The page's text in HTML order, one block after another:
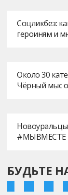
Соцликбез:
героиням и
Около 30
Чёрный мыс
#МЫВМЕСТЕ
БУДЬТЕ